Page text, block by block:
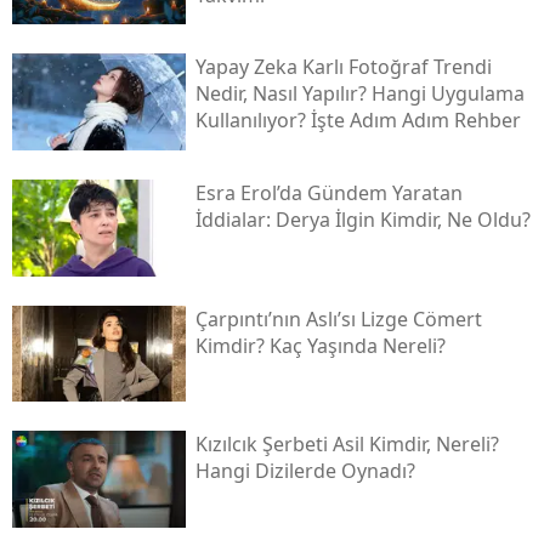
Yapay Zeka Karlı Fotoğraf Trendi
Nedir, Nasıl Yapılır? Hangi Uygulama
Kullanılıyor? İşte Adım Adım Rehber
Esra Erol’da Gündem Yaratan
İddialar: Derya İlgin Kimdir, Ne Oldu?
Çarpıntı’nın Aslı’sı Lizge Cömert
Kimdir? Kaç Yaşında Nereli?
Kızılcık Şerbeti Asil Kimdir, Nereli?
Hangi Dizilerde Oynadı?